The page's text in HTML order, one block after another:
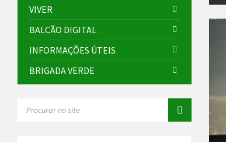
VIVER
BALCÃO DIGITAL
INFORMAÇÕES ÚTEIS
BRIGADA VERDE